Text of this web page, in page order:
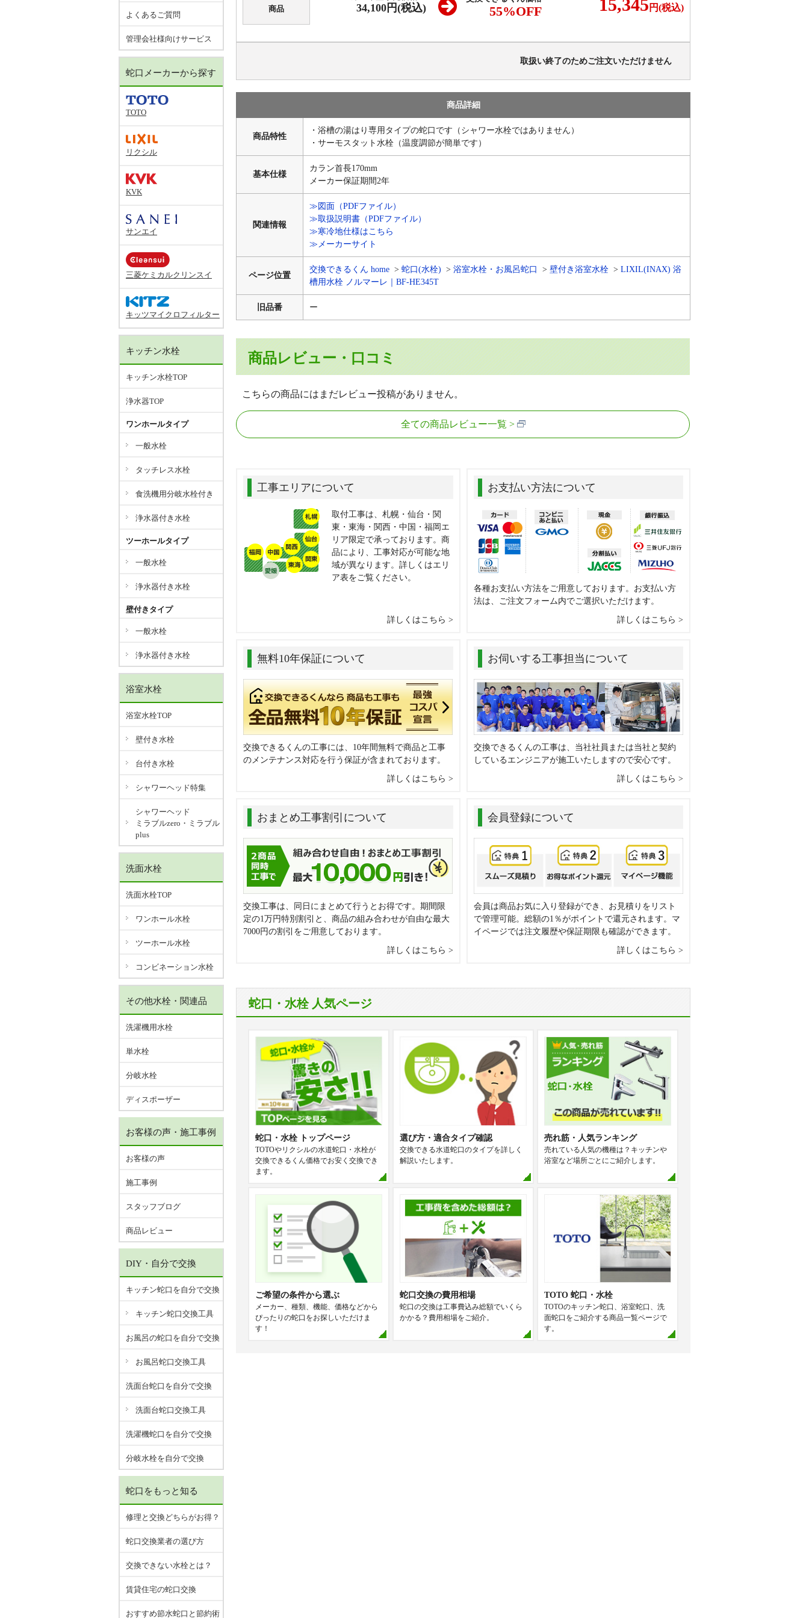
商品 34,100円(税込) 55%OFF 15,345 円(税込)
取扱い終了のためご注文いただけません
商品詳細
商品特性
・浴槽の湯はり専用タイプの蛇口です（シャワー水栓ではありません）
・サーモスタット水栓（温度調節が簡単です）
基本仕様
カラン首長170mm
メーカー保証期間2年
関連情報
≫図面（PDFファイル）
≫取扱説明書（PDFファイル）
≫寒冷地仕様はこちら
≫メーカーサイト
ページ位置
交換できるくん home 蛇口(水栓) 浴室水栓・お風呂蛇口 壁付き浴室水栓
LIXIL(INAX) 浴
槽用水栓 ノルマーレ｜BF-HE345T
旧品番 ー
商品レビュー・口コミ
こちらの商品にはまだレビュー投稿がありません。
全ての商品レビュー一覧
工事エリアについて
取付工事は、札幌・仙台・関
東・東海・関西・中国・福岡エ
リア限定で承っております。商
品により、工事対応が可能な地
域が異なります。詳しくはエリ
ア表をご覧ください。
詳しくはこちら
お支払い方法について
各種お支払い方法をご用意しております。お支払い方
法は、ご注文フォーム内でご選択いただけます。
詳しくはこちら
無料10年保証について
交換できるくんの工事には、10年間無料で商品と工事
のメンテナンス対応を行う保証が含まれております。
詳しくはこちら
お伺いする工事担当について
交換できるくんの工事は、当社社員または当社と契約
しているエンジニアが施工いたしますので安心です。
詳しくはこちら
おまとめ工事割引について
交換工事は、同日にまとめて行うとお得です。期間限
定の1万円特別割引と、商品の組み合わせが自由な最大
7000円の割引をご用意しております。
詳しくはこちら
会員登録について
会員は商品お気に入り登録ができ、お見積りをリスト
で管理可能。総額の1％がポイントで還元されます。マ
イページでは注文履歴や保証期限も確認ができます。
詳しくはこちら
蛇口・水栓 人気ページ
蛇口・水栓 トップページ
TOTOやリクシルの水道蛇口・水栓が
交換できるくん価格でお安く交換でき
ます。
選び方・適合タイプ確認
交換できる水道蛇口のタイプを詳しく
解説いたします。
売れ筋・人気ランキング
売れている人気の機種は？キッチンや
浴室など場所ごとにご紹介します。
ご希望の条件から選ぶ
メーカー、種類、機能、価格などから
ぴったりの蛇口をお探しいただけま
す！
蛇口交換の費用相場
蛇口の交換は工事費込み総額でいくら
かかる？費用相場をご紹介。
TOTO 蛇口・水栓
TOTOのキッチン蛇口、浴室蛇口、洗
面蛇口をご紹介する商品一覧ページで
す。
よくあるご質問
管理会社様向けサービス
蛇口メーカーから探す
TOTO
リクシル
KVK
サンエイ
三菱ケミカルクリンスイ
キッツマイクロフィルター
キッチン水栓
キッチン水栓TOP
浄水器TOP
ワンホールタイプ
一般水栓
タッチレス水栓
食洗機用分岐水栓付き
浄水器付き水栓
ツーホールタイプ
一般水栓
浄水器付き水栓
壁付きタイプ
一般水栓
浄水器付き水栓
浴室水栓
浴室水栓TOP
壁付き水栓
台付き水栓
シャワーヘッド特集
シャワーヘッド
ミラブルzero・ミラブル
plus
洗面水栓
洗面水栓TOP
ワンホール水栓
ツーホール水栓
コンビネーション水栓
その他水栓・関連品
洗濯機用水栓
単水栓
分岐水栓
ディスポーザー
お客様の声・施工事例
お客様の声
施工事例
スタッフブログ
商品レビュー
DIY・自分で交換
キッチン蛇口を自分で交換
キッチン蛇口交換工具
お風呂の蛇口を自分で交換
お風呂蛇口交換工具
洗面台蛇口を自分で交換
洗面台蛇口交換工具
洗濯機蛇口を自分で交換
分岐水栓を自分で交換
蛇口をもっと知る
修理と交換どちらがお得？
蛇口交換業者の選び方
交換できない水栓とは？
賃貸住宅の蛇口交換
おすすめ節水蛇口と節約術